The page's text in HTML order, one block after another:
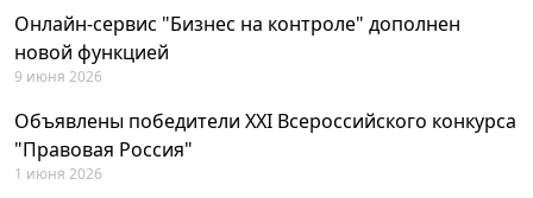
Онлайн-сервис "Бизнес на контроле" дополнен
новой функцией
9 июня 2026
Объявлены победители XXI Всероссийского конкурса
"Правовая Россия"
1 июня 2026